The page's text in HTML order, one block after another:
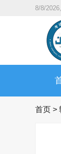
8/8/
首页 >